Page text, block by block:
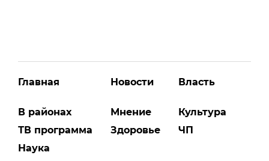
Главная
В районах
ТВ программа
Наука
Новости
Мнение
Здоровье
Власть
Культура
ЧП